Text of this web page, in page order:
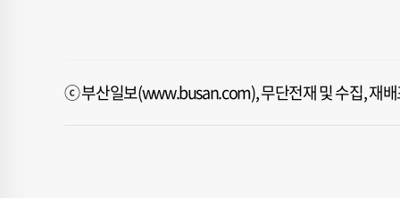
ⓒ 부산일보(www.busan.com), 무단전재 및 수집, 재